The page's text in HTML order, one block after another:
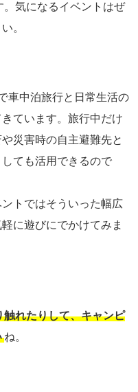
。気になるイベントはぜ
。
車中泊旅行と日常生活の
ています。旅行中だけ
災害時の自主避難先と
ても活用できるので
トではそういった幅広
に遊びにでかけてみま
れたりして、キャンピ
ね。